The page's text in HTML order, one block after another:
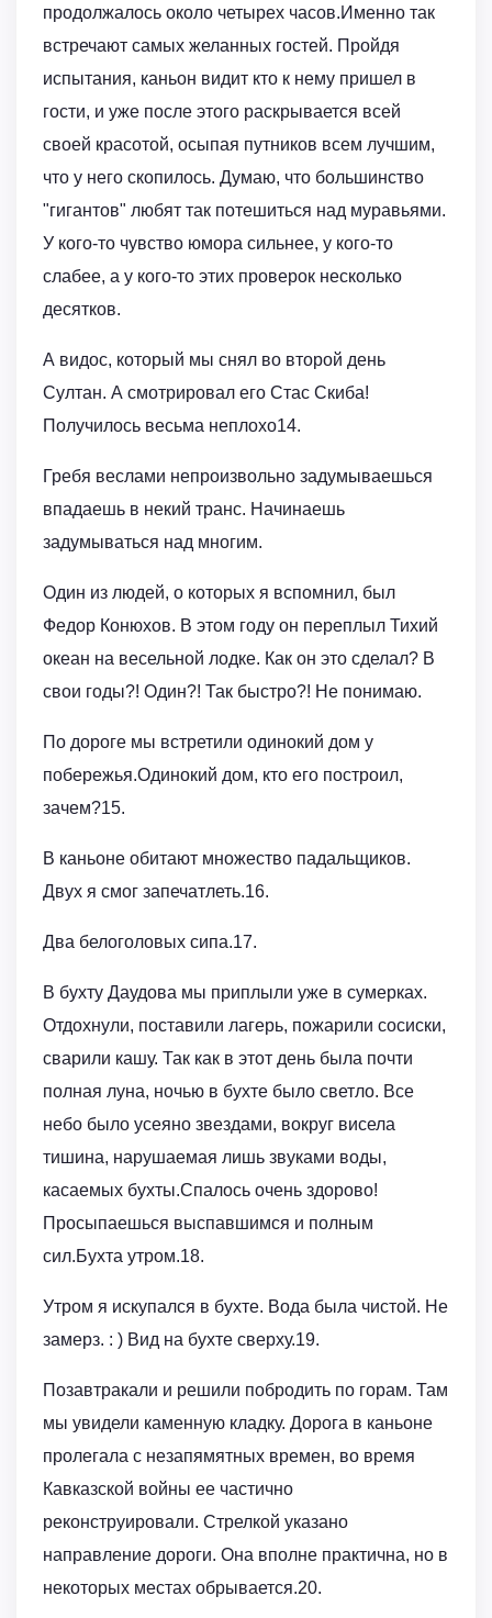
продолжалось около четырех часов.Именно так
встречают самых желанных гостей. Пройдя
испытания, каньон видит кто к нему пришел в
гости, и уже после этого раскрывается всей
своей красотой, осыпая путников всем лучшим,
что у него скопилось. Думаю, что большинство
"гигантов" любят так потешиться над муравьями.
У кого-то чувство юмора сильнее, у кого-то
слабее, а у кого-то этих проверок несколько
десятков.
А видос, который мы снял во второй день
Султан. А смотрировал его Стас Скиба!
Получилось весьма неплохо14.
Гребя веслами непроизвольно задумываешься
впадаешь в некий транс. Начинаешь
задумываться над многим.
Один из людей, о которых я вспомнил, был
Федор Конюхов. В этом году он переплыл Тихий
океан на весельной лодке. Как он это сделал? В
свои годы?! Один?! Так быстро?! Не понимаю.
По дороге мы встретили одинокий дом у
побережья.Одинокий дом, кто его построил,
зачем?15.
В каньоне обитают множество падальщиков.
Двух я смог запечатлеть.16.
Два белоголовых сипа.17.
В бухту Даудова мы приплыли уже в сумерках.
Отдохнули, поставили лагерь, пожарили сосиски,
сварили кашу. Так как в этот день была почти
полная луна, ночью в бухте было светло. Все
небо было усеяно звездами, вокруг висела
тишина, нарушаемая лишь звуками воды,
касаемых бухты.Спалось очень здорово!
Просыпаешься выспавшимся и полным
сил.Бухта утром.18.
Утром я искупался в бухте. Вода была чистой. Не
замерз. : ) Вид на бухте сверху.19.
Позавтракали и решили побродить по горам. Там
мы увидели каменную кладку. Дорога в каньоне
пролегала с незапямятных времен, во время
Кавказской войны ее частично
реконструировали. Стрелкой указано
направление дороги. Она вполне практична, но в
некоторых местах обрывается.20.